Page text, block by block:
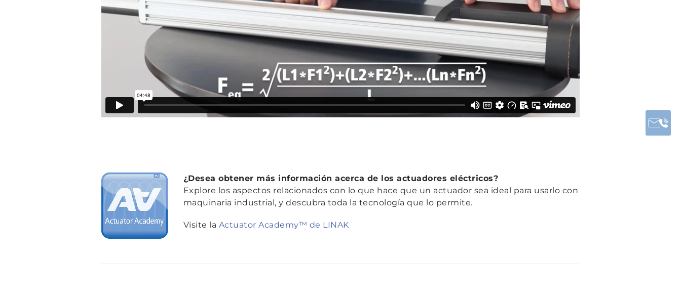
¿Desea obtener más información acerca de los actuadores eléctricos?
Explore los aspectos relacionados con lo que hace que un actuador sea ideal para usarlo con
maquinaria industrial, y descubra toda la tecnología que lo permite.
Visite la Actuator Academy™ de LINAK